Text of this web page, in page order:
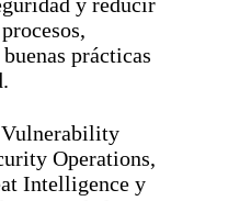
prácticas
Vulnerability
Operations,
Intelligence y